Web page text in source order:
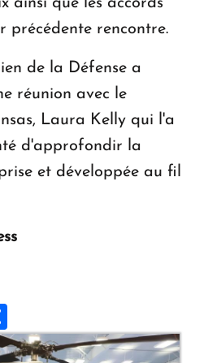
précédente rencontre.
de la Défense a
réunion avec le
Laura Kelly qui l'a
d'approfondir la
et développée au fil